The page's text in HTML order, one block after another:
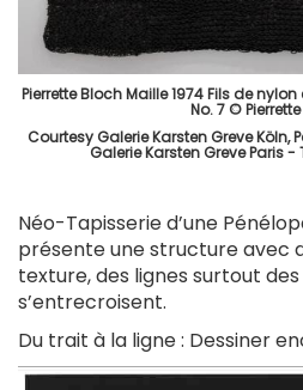
Pierrette Bloch Maille 1974 Fils de
No. 7 ©
Courtesy Galerie Karsten Greve Köln,
Galerie Karsten Greve Paris
Néo-Tapisserie d’une
présente une structure avec
texture, des lignes surtout des
s’entrecroisent.
Du trait à la ligne : Dessiner